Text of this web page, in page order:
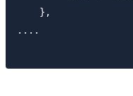
    },
....